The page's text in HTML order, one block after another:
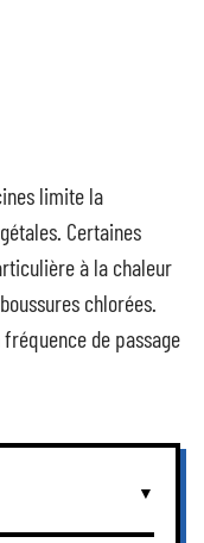
limite la
Certaines
à la chaleur
chlorées.
de passage